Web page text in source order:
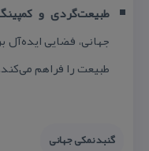
طبیعت‌گردی و
جهانی، فضایی
طبیعت را فراهم
گنبد نمكی جهانی